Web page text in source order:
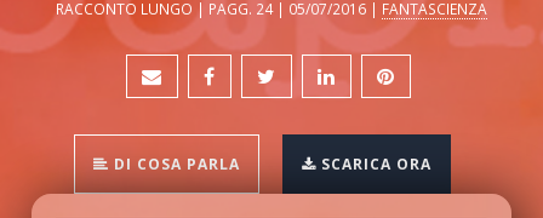
RACCONTO LUNGO | PAGG. 24 | 05/07/2016 | FANTASCIENZA
DI COSA PARLA SCARICA ORA